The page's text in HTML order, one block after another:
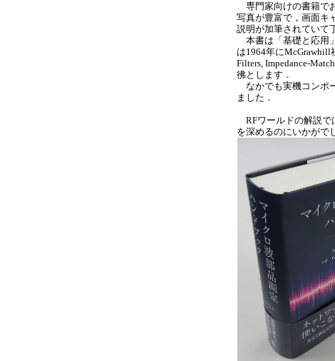
専門家向けの書籍で
写真が豊富で，画面キ
説明が加筆されていて
本書は「基礎と応用
は1964年にMcGrawhill
Filters, Impedance-
彿とします．
なかでも実機コンポ
ました．
RFワールドの解説で
を深めるのにいかがで